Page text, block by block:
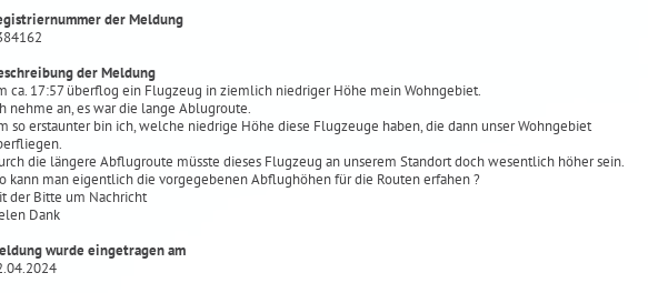
der Meldung
der Meldung
ca. 17:57 überflog ein Flugzeug in ziemlich niedriger Höhe mein Wohngebiet.
nehme an, es war die lange Ablugroute.
so erstaunter bin ich, welche niedrige Höhe diese Flugzeuge haben, die dann unser Wohngebiet
die längere Abflugroute müsste dieses Flugzeug an unserem Standort doch wesentlich höher sein.
kann man eigentlich die vorgegebenen Abflughöhen für die Routen erfahen ?
der Bitte um Nachricht
Dank
wurde eingetragen am